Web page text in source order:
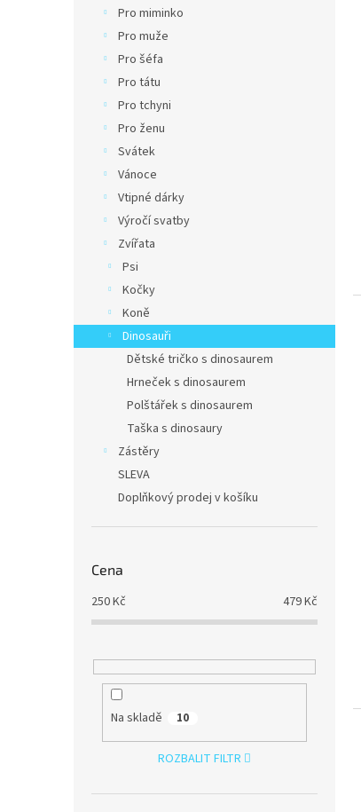
Pro miminko
Pro muže
Pro šéfa
Pro tátu
Pro tchyni
Pro ženu
Svátek
Vánoce
Vtipné dárky
Výročí svatby
Zvířata
Psi
Kočky
Koně
Dinosauři
Dětské tričko s dinosaurem
Hrneček s dinosaurem
Polštářek s dinosaurem
Taška s dinosaury
Zástěry
SLEVA
Doplňkový prodej v košíku
Cena
250Kč 479Kč
Na skladě 10
ROZBALIT FILTR